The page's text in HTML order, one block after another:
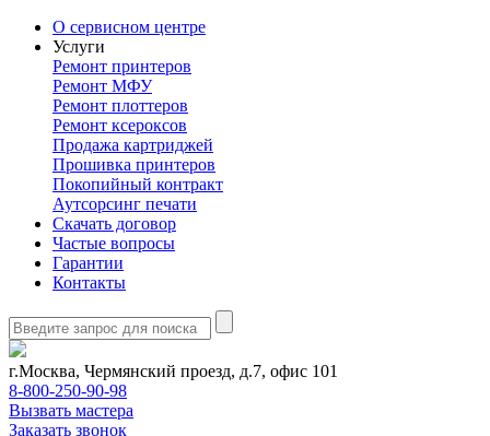
О сервисном центре
Услуги
Ремонт принтеров
Ремонт МФУ
Ремонт плоттеров
Ремонт ксероксов
Продажа картриджей
Прошивка принтеров
Покопийный контракт
Аутсорсинг печати
Скачать договор
Частые вопросы
Гарантии
Контакты
г.Москва, Чермянский проезд, д.7, офис 101
8-800-250-90-98
Вызвать мастера
Заказать звонок